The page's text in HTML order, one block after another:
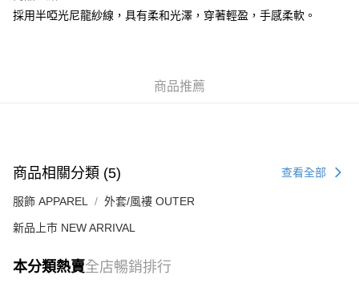
送貨上門免運優惠
採用半啞光尼龍紗線，具有柔和光澤，穿著輕盈，手感柔軟。
商品推薦
商品相關分類 (5) 查看全部
服飾 APPAREL 外套/風褸 OUTER
新品上市 NEW ARRIVAL
本分類熱賣全店暢銷排行